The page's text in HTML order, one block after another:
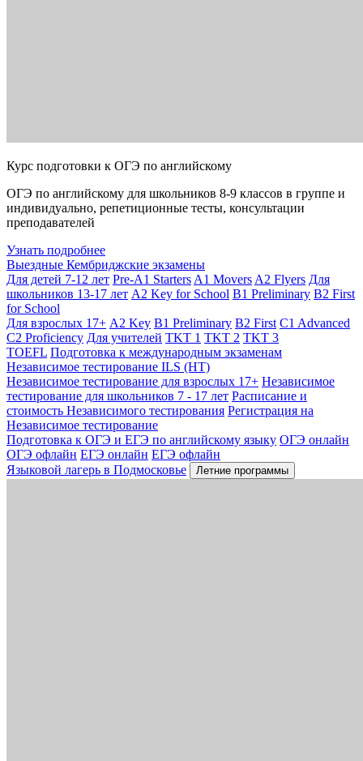
Курс подготовки к ОГЭ по английскому
ОГЭ по английскому для школьников 8-9 классов в группе и
индивидуально, репетиционные тесты, консультации
преподавателей
Узнать подробнее
Выездные Кембриджские экзамены
Для детей 7-12 лет Pre-A1 Starters A1 Movers A2 Flyers Для
школьников 13-17 лет A2 Key for School B1 Preliminary B2 First
for School
Для взрослых 17+ A2 Key B1 Preliminary B2 First C1 Advanced
C2 Proficiency Для учителей TKT 1 TKT 2 TKT 3
TOEFL Подготовка к международным экзаменам
Независимое тестирование ILS (НТ)
Независимое тестирование для взрослых 17+ Независимое
тестирование для школьников 7 - 17 лет Расписание и
стоимость Независимого тестирования Регистрация на
Независимое тестирование
Подготовка к ОГЭ и ЕГЭ по английскому языку ОГЭ онлайн
ОГЭ офлайн ЕГЭ онлайн ЕГЭ офлайн
Языковой лагерь в Подмосковье
Летние программы